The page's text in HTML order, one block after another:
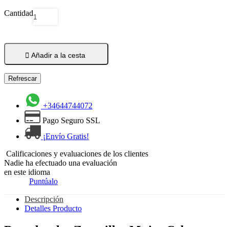
Cantidad
 Añadir a la cesta
+34644744072
Pago Seguro SSL
¡Envío Gratis!
Calificaciones y evaluaciones de los clientes
Nadie ha efectuado una evaluación
en este idioma
Puntúalo
Descripción
Detalles Producto